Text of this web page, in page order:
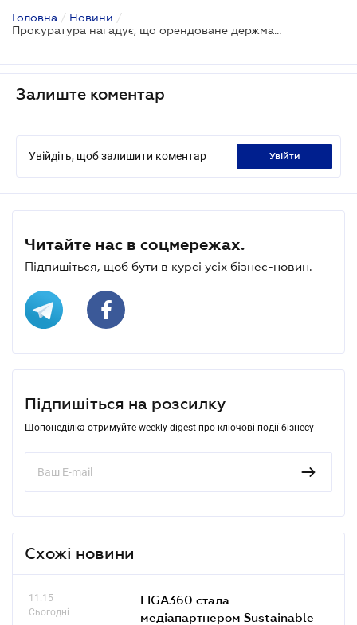
Головна / Новини /
Прокуратура нагадує, що орендоване держмайно треба вчасно повертати
Залиште коментар
Увійдіть, щоб залишити коментар увійти
Читайте нас в соцмережах.
Підпишіться, щоб бути в курсі усіх бізнес-новин.
Підпишіться на розсилку
Щопонеділка отримуйте weekly-digest про ключові події бізнесу
Схожі новини
11.15
Сьогодні
LIGA360 стала
медіапартнером Sustainable